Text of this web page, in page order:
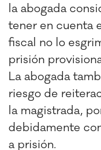
la abogada
tener en cuenta
fiscal no lo
prisión
La abogada
riesgo de
la magistrada,
debidamente
a prisión.